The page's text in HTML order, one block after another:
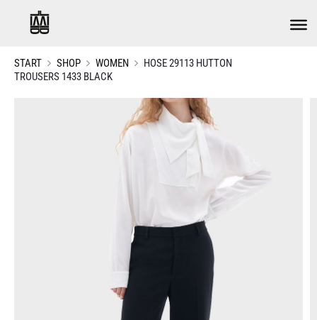
START SHOP WOMEN
HOSE 29113 HUTTON
TROUSERS 1433 BLACK